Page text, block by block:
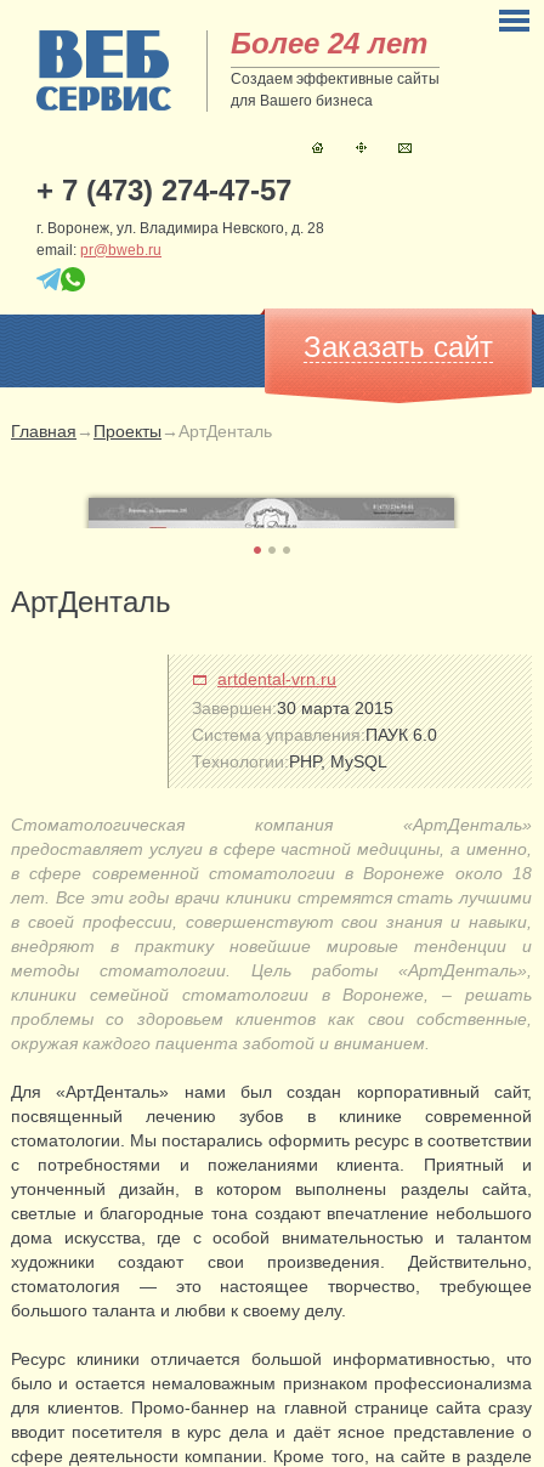
Более 24 лет
Создаем эффективные сайты
для Вашего бизнеса
+ 7 (473) 274-47-57
г. Воронеж, ул. Владимира Невского, д. 28
email: pr@bweb.ru
Заказать сайт
Главная → Проекты →АртДенталь
АртДенталь
artdental-vrn.ru
Завершен:30 марта 2015
Система управления:ПАУК 6.0
Технологии:PHP, MySQL
Стоматологическая компания «АртДенталь»
предоставляет услуги в сфере частной медицины, а именно,
в сфере современной стоматологии в Воронеже около 18
лет. Все эти годы врачи клиники стремятся стать лучшими
в своей профессии, совершенствуют свои знания и навыки,
внедряют в практику новейшие мировые тенденции и
методы стоматологии. Цель работы «АртДенталь»,
клиники семейной стоматологии в Воронеже, – решать
проблемы со здоровьем клиентов как свои собственные,
окружая каждого пациента заботой и вниманием.
Для «АртДенталь» нами был создан корпоративный сайт,
посвященный лечению зубов в клинике современной
стоматологии. Мы постарались оформить ресурс в соответствии
с потребностями и пожеланиями клиента. Приятный и
утонченный дизайн, в котором выполнены разделы сайта,
светлые и благородные тона создают впечатление небольшого
дома искусства, где с особой внимательностью и талантом
художники создают свои произведения. Действительно,
стоматология — это настоящее творчество, требующее
большого таланта и любви к своему делу.
Ресурс клиники отличается большой информативностью, что
было и остается немаловажным признаком профессионализма
для клиентов. Промо-баннер на главной странице сайта сразу
вводит посетителя в курс дела и даёт ясное представление о
сфере деятельности компании. Кроме того, на сайте в разделе